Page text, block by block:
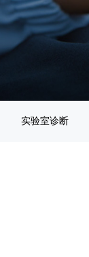
实验室诊断